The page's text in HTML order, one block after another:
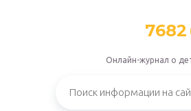
7682
Онлайн-журнал о